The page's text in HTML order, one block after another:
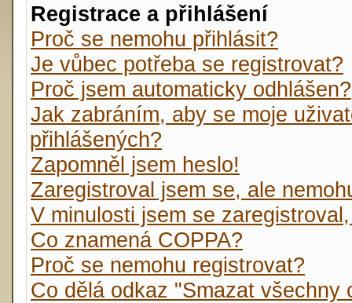
Registrace a přihlášení
Proč se nemohu přihlásit?
Je vůbec potřeba se registrovat?
Proč jsem automaticky odhlášen?
Jak zabráním, aby se moje
přihlášených?
Zapomněl jsem heslo!
Zaregistroval jsem se, ale
V minulosti jsem se
Co znamená COPPA?
Proč se nemohu registrovat?
Co dělá odkaz "Smazat všechny